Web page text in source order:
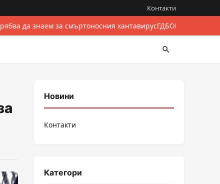
Контакти
да знаем за смъртоносния хантавирусГДБОП разби
Новини
Контакти
Категори